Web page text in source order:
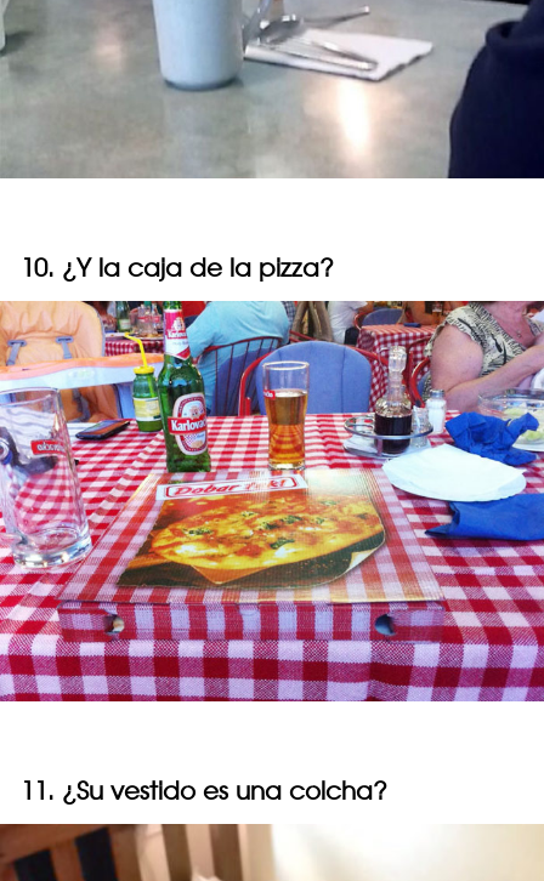
10. ¿Y la caja de la pizza?
11. ¿Su vestido es una colcha?